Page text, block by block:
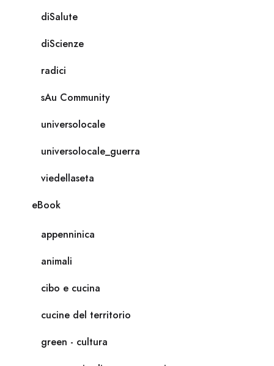
diSalute
diScienze
radici
sAu Community
universolocale
universolocale_guerra
viedellaseta
eBook
appenninica
animali
cibo e cucina
cucine del territorio
green - cultura